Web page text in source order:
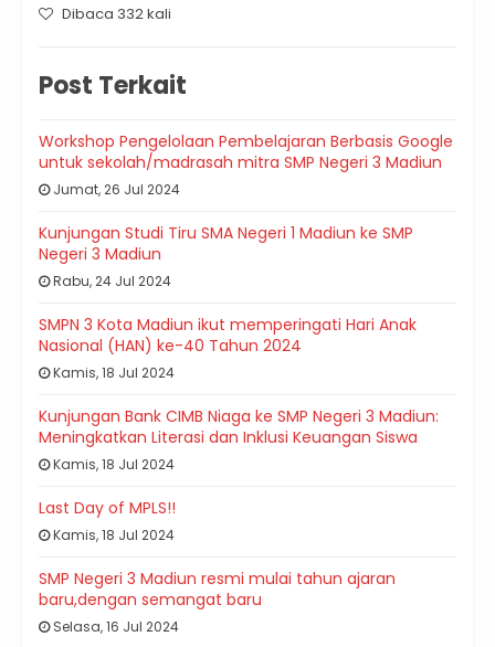
Dibaca 332 kali
Post Terkait
Workshop Pengelolaan Pembelajaran Berbasis Google
untuk sekolah/madrasah mitra SMP Negeri 3 Madiun
Jumat, 26 Jul 2024
Kunjungan Studi Tiru SMA Negeri 1 Madiun ke SMP
Negeri 3 Madiun
Rabu, 24 Jul 2024
SMPN 3 Kota Madiun ikut memperingati Hari Anak
Nasional (HAN) ke-40 Tahun 2024
Kamis, 18 Jul 2024
Kunjungan Bank CIMB Niaga ke SMP Negeri 3 Madiun:
Meningkatkan Literasi dan Inklusi Keuangan Siswa
Kamis, 18 Jul 2024
Last Day of MPLS!!
Kamis, 18 Jul 2024
SMP Negeri 3 Madiun resmi mulai tahun ajaran
baru,dengan semangat baru
Selasa, 16 Jul 2024